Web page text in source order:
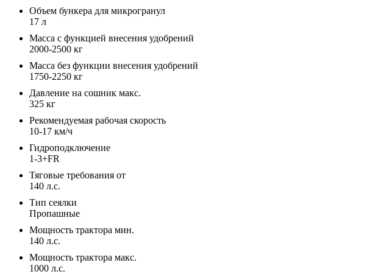
Объем бункера для микрогранул
17 л
Масса с функцией внесения удобрений
2000-2500 кг
Масса без функции внесения удобрений
1750-2250 кг
Давление на сошник макс.
325 кг
Рекомендуемая рабочая скорость
10-17 км/ч
Гидроподключение
1-3+FR
Тяговые требования от
140 л.с.
Тип сеялки
Пропашные
Мощность трактора мин.
140 л.с.
Мощность трактора макс.
1000 л.с.